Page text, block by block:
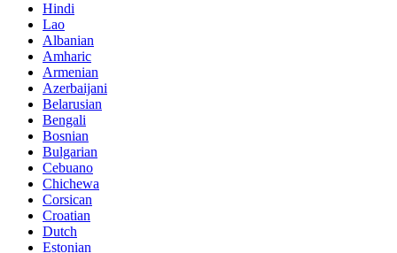
Hindi
Lao
Albanian
Amharic
Armenian
Azerbaijani
Belarusian
Bengali
Bosnian
Bulgarian
Cebuano
Chichewa
Corsican
Croatian
Dutch
Estonian